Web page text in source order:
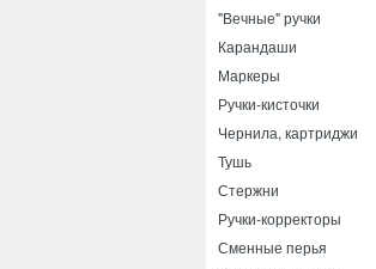
"Вечные" ручки
Карандаши
Маркеры
Ручки-кисточки
Чернила, картриджи
Тушь
Стержни
Ручки-корректоры
Сменные перья